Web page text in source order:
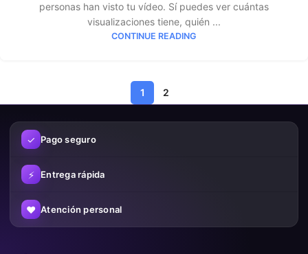
personas han visto tu vídeo. Sí puedes ver cuántas
visualizaciones tiene, quién ...
CONTINUE READING
1 2
✓ Pago seguro
⚡ Entrega rápida
♥ Atención personal